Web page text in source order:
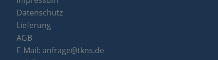
Datenschutz
Lieferung
AGB
E-Mail: anfrage@tkns.de